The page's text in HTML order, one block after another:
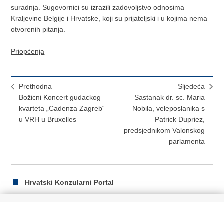
suradnja. Sugovornici su izrazili zadovoljstvo odnosima
Kraljevine Belgije i Hrvatske, koji su prijateljski i u kojima nema
otvorenih pitanja.
Priopćenja
Prethodna
Božicni Koncert gudackog
kvarteta „Cadenza Zagreb“
u VRH u Bruxelles
Sljedeća
Sastanak dr. sc. Maria
Nobila, veleposlanika s
Patrick Dupriez,
predsjednikom Valonskog
parlamenta
Hrvatski Konzularni Portal